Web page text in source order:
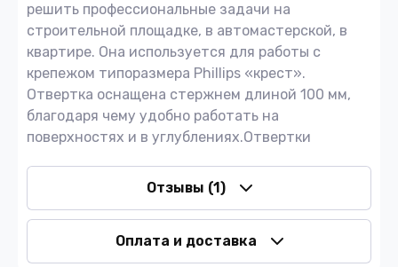
решить профессиональные задачи на
строительной площадке, в автомастерской, в
квартире. Она используется для работы с
крепежом типоразмера Phillips «крест».
Отвертка оснащена стержнем длиной 100 мм,
благодаря чему удобно работать на
поверхностях и в углублениях.Отвертки
Отзывы (1)
Оплата и доставка